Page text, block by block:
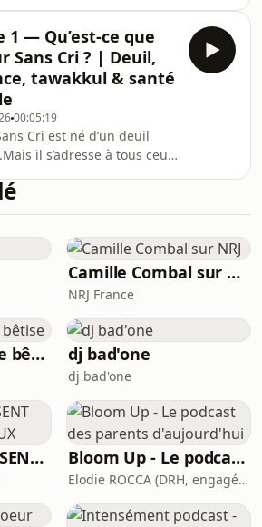
en nous lorsqu’une
ces réac
partage une traversée
la chair, dans le cœur et
Un récit autour du deuil
du silence, de la
et du tawakkul.Ce
un espace pour celles et
un amour silencieux.
1 — Qu’est-ce que
Sans Cri ? | Deuil,
tawakkul & santé
00:05:19
Cri est né d’un deuil
il s’adresse à tous ceux
accompagner.Dans ce
je pose les
du deuil — notamment
de santé mentale, de
de foi et de
podcast thérapeutique,
une foi vivante, qui ne
pas l’épreuve mais
Camille Combal sur NRJ
NRJ France
Raconte-moi une bêtise dj bad'one
dj bad'one
LES GENS QUI LISENT SONT PLUS HEUREUX Bloom Up - Le podcast des parents d'aujourd'hui
Elodie ROCCA (DRH, engagée pour une parentalité épanouie)